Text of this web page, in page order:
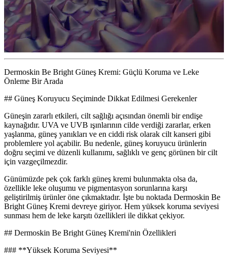
Dermoskin Be Bright Güneş Kremi: Güçlü Koruma ve Leke
Önleme Bir Arada
## Güneş Koruyucu Seçiminde Dikkat Edilmesi Gerekenler
Güneşin zararlı etkileri, cilt sağlığı açısından önemli bir endişe
kaynağıdır. UVA ve UVB ışınlarının cilde verdiği zararlar, erken
yaşlanma, güneş yanıkları ve en ciddi risk olarak cilt kanseri gibi
problemlere yol açabilir. Bu nedenle, güneş koruyucu ürünlerin
doğru seçimi ve düzenli kullanımı, sağlıklı ve genç görünen bir cilt
için vazgeçilmezdir.
Günümüzde pek çok farklı güneş kremi bulunmakta olsa da,
özellikle leke oluşumu ve pigmentasyon sorunlarına karşı
geliştirilmiş ürünler öne çıkmaktadır. İşte bu noktada Dermoskin Be
Bright Güneş Kremi devreye giriyor. Hem yüksek koruma seviyesi
sunması hem de leke karşıtı özellikleri ile dikkat çekiyor.
## Dermoskin Be Bright Güneş Kremi'nin Özellikleri
### **Yüksek Koruma Seviyesi**